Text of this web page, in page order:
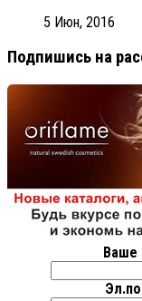
5 Июн, 2016
Подпишись на
Ваше